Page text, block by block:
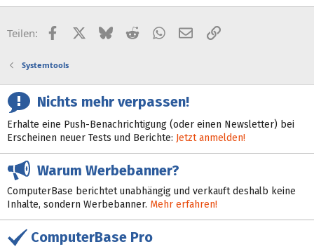
Teilen: FacebookX (Twitter)
BlueskyRedditWhatsApp
E-MailLink
Systemtools
Nichts mehr verpassen!
Erhalte eine Push-Benachrichtigung (oder einen Newsletter) bei
Erscheinen neuer Tests und Berichte: Jetzt anmelden!
Warum Werbebanner?
ComputerBase berichtet unabhängig und verkauft deshalb keine
Inhalte, sondern Werbebanner. Mehr erfahren!
ComputerBase Pro